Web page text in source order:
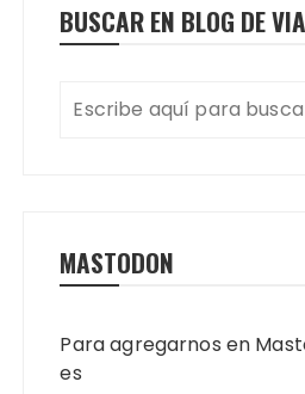
BUSCAR EN BLOG DE
MASTODON
Para agregarnos en
es